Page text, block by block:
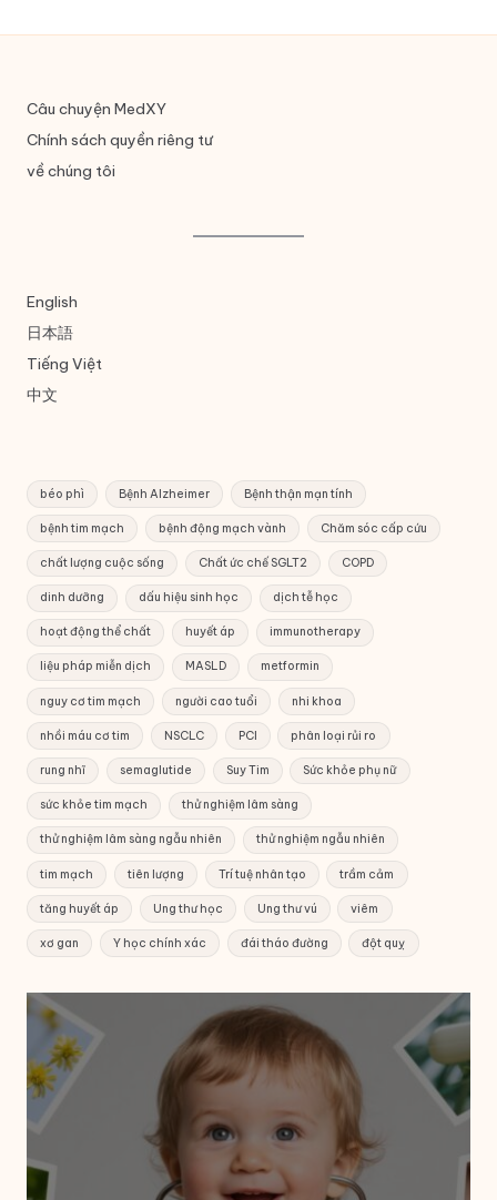
Câu chuyện MedXY
Chính sách quyền riêng tư
về chúng tôi
English
日本語
Tiếng Việt
中文
béo phì Bệnh Alzheimer Bệnh thận mạn tính
bệnh tim mạch bệnh động mạch vành Chăm sóc cấp cứu
chất lượng cuộc sống Chất ức chế SGLT2 COPD
dinh dưỡng dấu hiệu sinh học dịch tễ học
hoạt động thể chất huyết áp immunotherapy
liệu pháp miễn dịch MASLD metformin
nguy cơ tim mạch người cao tuổi nhi khoa
nhồi máu cơ tim NSCLC PCI phân loại rủi ro
rung nhĩ semaglutide Suy Tim Sức khỏe phụ nữ
sức khỏe tim mạch thử nghiệm lâm sàng
thử nghiệm lâm sàng ngẫu nhiên thử nghiệm ngẫu nhiên
tim mạch tiên lượng Trí tuệ nhân tạo trầm cảm
tăng huyết áp Ung thư học Ung thư vú viêm
xơ gan Y học chính xác đái tháo đường đột quỵ